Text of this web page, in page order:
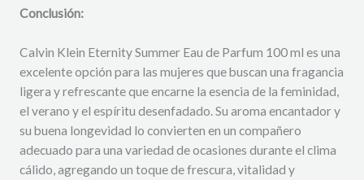
Conclusión:
Calvin Klein Eternity Summer Eau de Parfum 100 ml es una
excelente opción para las mujeres que buscan una fragancia
ligera y refrescante que encarne la esencia de la feminidad,
el verano y el espíritu desenfadado. Su aroma encantador y
su buena longevidad lo convierten en un compañero
adecuado para una variedad de ocasiones durante el clima
cálido, agregando un toque de frescura, vitalidad y